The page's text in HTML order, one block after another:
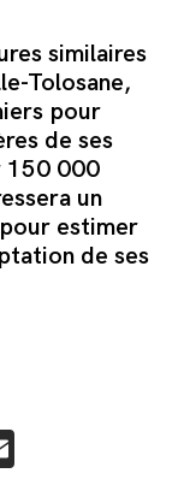
similaires
Tolosane,
pour
de ses
150 000
un
estimer
de ses